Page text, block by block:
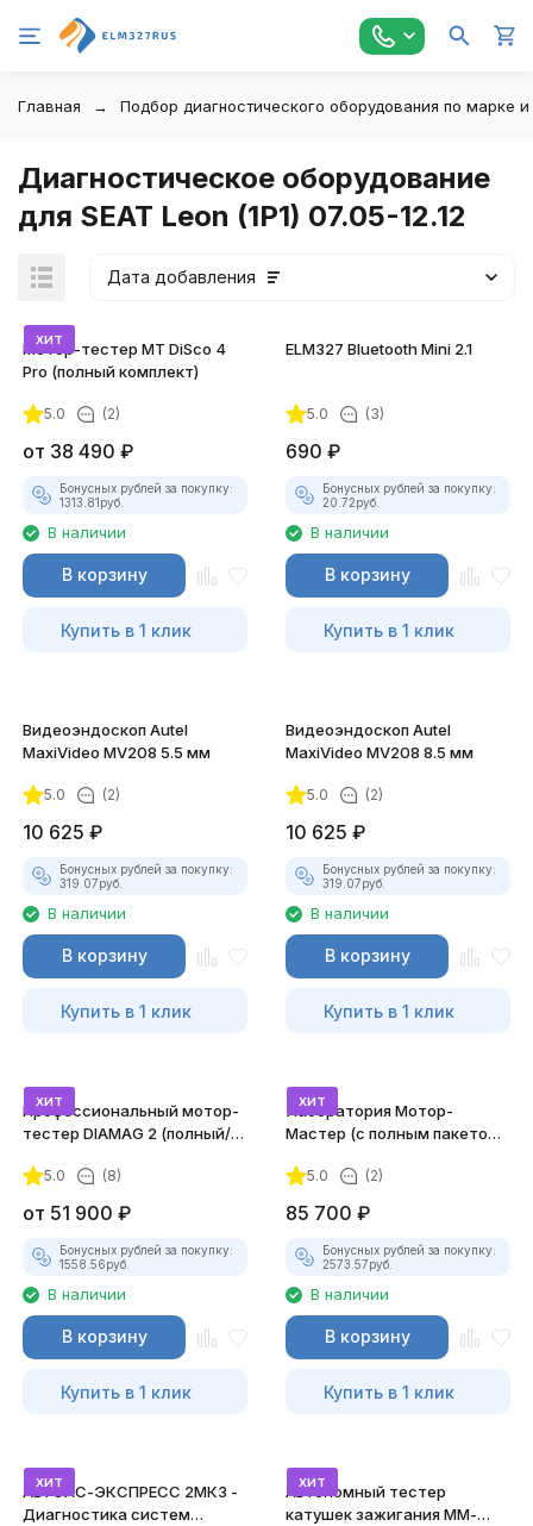
Главная Подбор диагностического оборудования по марке
Диагностическое оборудование
для SEAT Leon (1P1) 07.05-12.12
Дата добавления
хит
Мотор-тестер MT DiSco 4
Pro (полный комплект)
5.0 (2)
от 38 490 ₽
Бонусных рублей за покупку:
1313.81руб.
В наличии
В корзину
Купить в 1 клик
ELM327 Bluetooth Mini 2.1
5.0 (3)
690 ₽
Бонусных рублей за покупку:
20.72руб.
В наличии
В корзину
Купить в 1 клик
Видеоэндоскоп Autel
MaxiVideo MV208 5.5 мм
5.0 (2)
10 625 ₽
Бонусных рублей за покупку:
319.07руб.
В наличии
В корзину
Купить в 1 клик
Видеоэндоскоп Autel
MaxiVideo MV208 8.5 мм
5.0 (2)
10 625 ₽
Бонусных рублей за покупку:
319.07руб.
В наличии
В корзину
Купить в 1 клик
хит
Профессиональный мотор-
тестер DIAMAG 2 (полный/
5.0 (8)
от 51 900 ₽
Бонусных рублей за покупку:
1558.56руб.
В наличии
В корзину
Купить в 1 клик
хит
Лаборатория Мотор-
Мастер (с полным пакетом
5.0 (2)
85 700 ₽
Бонусных рублей за покупку:
2573.57руб.
В наличии
В корзину
Купить в 1 клик
хит
АВТОАС-ЭКСПРЕСС 2МК3 -
Диагностика систем
хит
Автономный тестер
катушек зажигания ММ-